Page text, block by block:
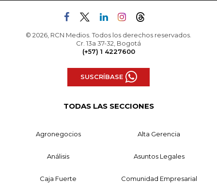
© 2026, RCN Medios. Todos los derechos reservados.
Cr. 13a 37-32, Bogotá
(+57) 1 4227600
SUSCRÍBASE
TODAS LAS SECCIONES
Agronegocios Alta Gerencia
Análisis Asuntos Legales
Caja Fuerte Comunidad Empresarial